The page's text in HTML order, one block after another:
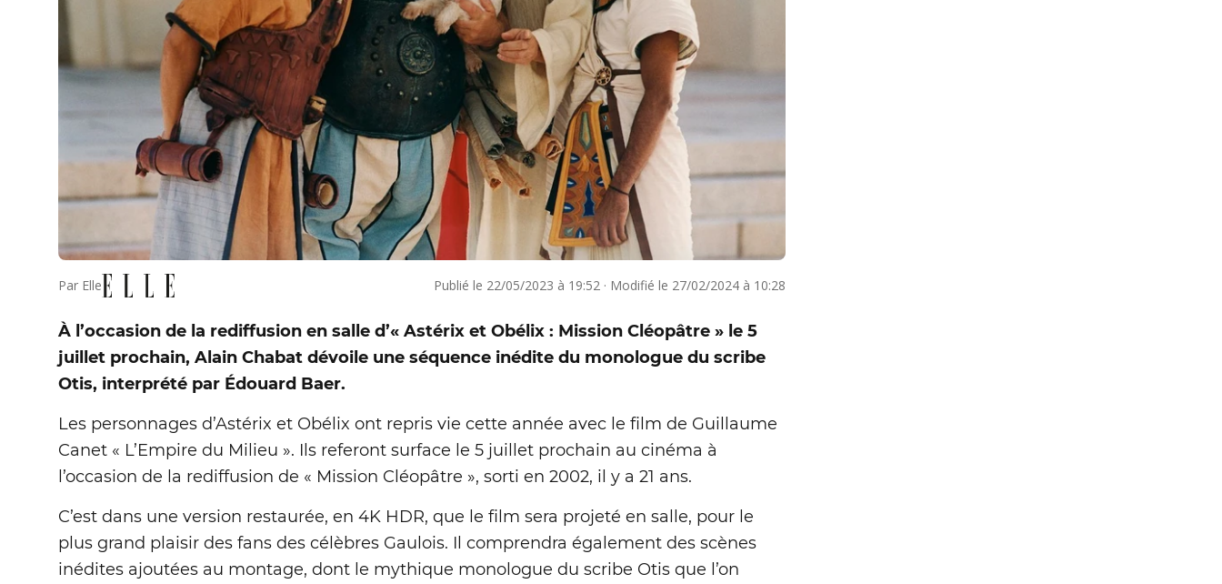
Par Elle Publié le 22/05/2023 à 19:52 · Modifié le 27/02/2024 à 10:28
À l’occasion de la rediffusion en salle d’« Astérix et Obélix : Mission Cléopâtre » le 5
juillet prochain, Alain Chabat dévoile une séquence inédite du monologue du scribe
Otis, interprété par Édouard Baer.
Les personnages d’Astérix et Obélix ont repris vie cette année avec le film de Guillaume
Canet « L’Empire du Milieu ». Ils referont surface le 5 juillet prochain au cinéma à
l’occasion de la rediffusion de « Mission Cléopâtre », sorti en 2002, il y a 21 ans.
C’est dans une version restaurée, en 4K HDR, que le film sera projeté en salle, pour le
plus grand plaisir des fans des célèbres Gaulois. Il comprendra également des scènes
inédites ajoutées au montage, dont le mythique monologue du scribe Otis que l’on